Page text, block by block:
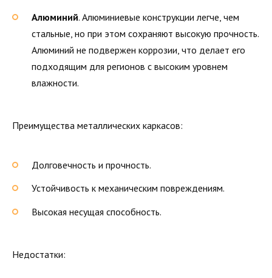
Алюминий. Алюминиевые конструкции легче, чем
стальные, но при этом сохраняют высокую прочность.
Алюминий не подвержен коррозии, что делает его
подходящим для регионов с высоким уровнем
влажности.
Преимущества металлических каркасов:
Долговечность и прочность.
Устойчивость к механическим повреждениям.
Высокая несущая способность.
Недостатки: